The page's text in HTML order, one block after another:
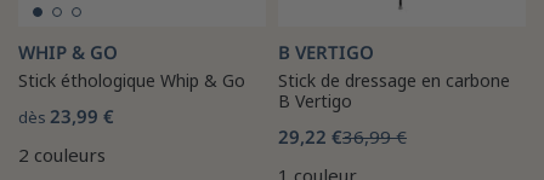
WHIP & GO
Stick éthologique Whip & Go
dès 23,99 €
2 couleurs
B VERTIGO
Stick de dressage en carbone
B Vertigo
29,22 €36,99 €
1 couleur